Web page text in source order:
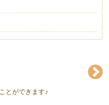
とができます♪